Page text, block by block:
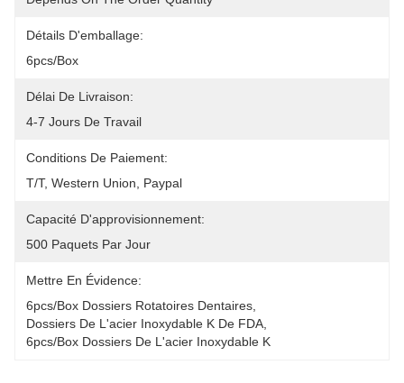
Détails D'emballage:
6pcs/box
Délai De Livraison:
4-7 Jours De Travail
Conditions De Paiement:
T/T, Western Union, Paypal
Capacité D'approvisionnement:
500 Paquets Par Jour
Mettre En Évidence:
6pcs/box Dossiers Rotatoires Dentaires
Dossiers De L'acier Inoxydable K De FDA
6pcs/box Dossiers De L'acier Inoxydable K